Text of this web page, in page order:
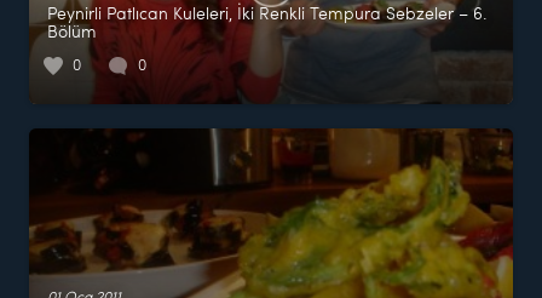
Peynirli Patlıcan Kuleleri, İki Renkli Tempura Sebzeler – 6.
Bölüm
0 0